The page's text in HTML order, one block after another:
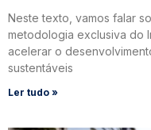
Neste texto, vamos falar
metodologia exclusiva do
acelerar o
sustentáveis
Ler tudo »